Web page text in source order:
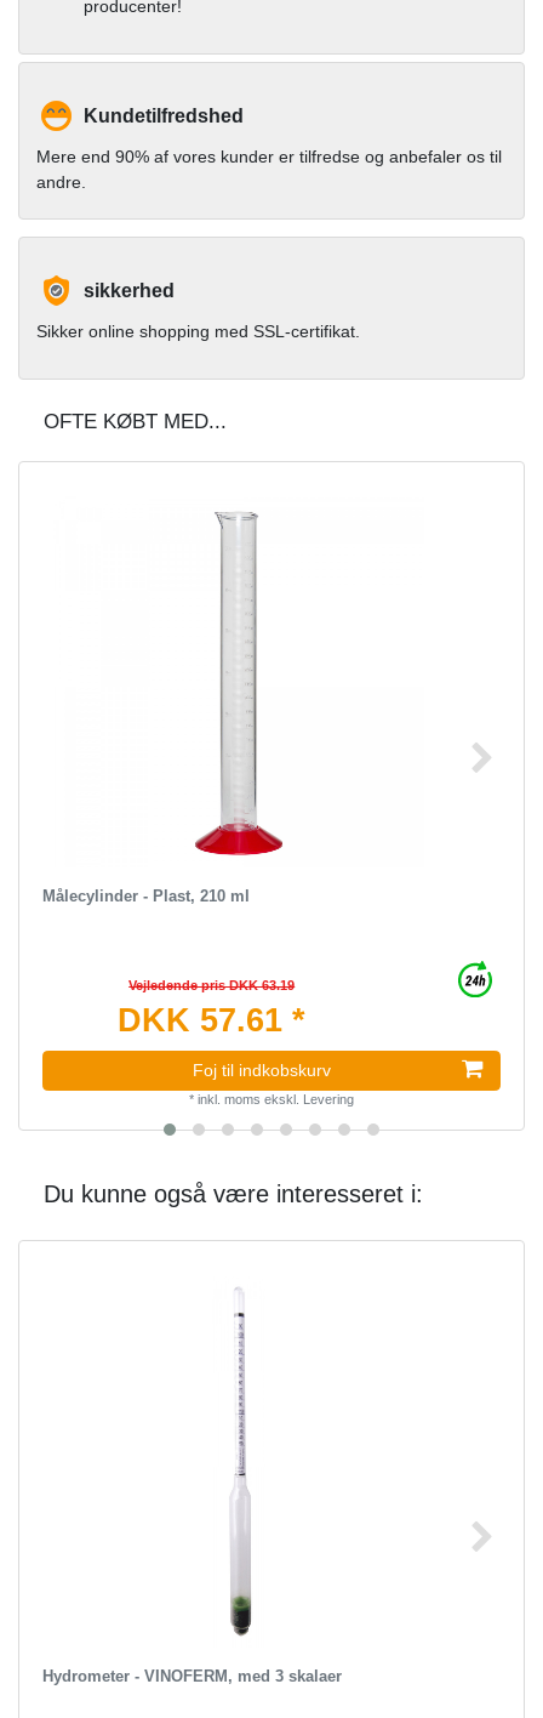
producenter!
Kundetilfredshed
Mere end 90% af vores kunder er tilfredse og anbefaler os til
andre.
sikkerhed
Sikker online shopping med SSL-certifikat.
OFTE KØBT MED...
Målecylinder - Plast, 210 ml
Vejledende pris DKK 63.19
DKK 57.61 *
Foj til indkobskurv
* inkl. moms ekskl. Levering
Du kunne også være interesseret i:
Hydrometer - VINOFERM, med 3 skalaer